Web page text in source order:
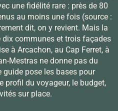
une fidélité rare : près de 80
au moins une fois (source :
dit, on y revient. Mais la
dix communes et trois façades
à Arcachon, au Cap Ferret, à
Mestras ne donne pas du
guide pose les bases pour
profil du voyageur, le budget,
sur place.